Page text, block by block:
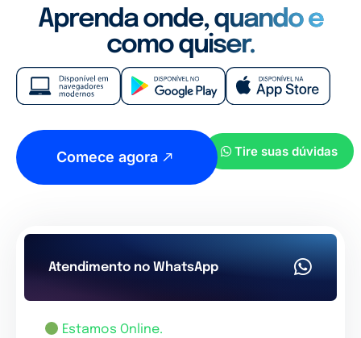
Aprenda onde, quando e
como quiser.
Comece agora Tire suas dúvidas
Atendimento no WhatsApp
Estamos Online.